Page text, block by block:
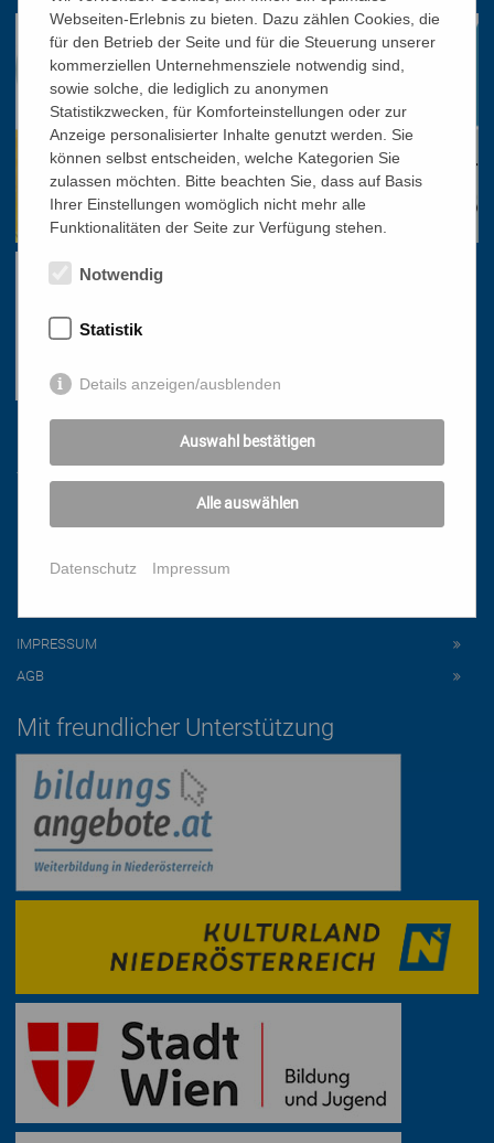
IMPRESSUM
AGB
Mit freundlicher Unterstützung
Webseiten-Erlebnis zu bieten. Dazu zählen Cookies, die
für den Betrieb der Seite und für die Steuerung unserer
kommerziellen Unternehmensziele notwendig sind,
sowie solche, die lediglich zu anonymen
Statistikzwecken, für Komforteinstellungen oder zur
Anzeige personalisierter Inhalte genutzt werden. Sie
können selbst entscheiden, welche Kategorien Sie
zulassen möchten. Bitte beachten Sie, dass auf Basis
Ihrer Einstellungen womöglich nicht mehr alle
Funktionalitäten der Seite zur Verfügung stehen.
Notwendig
Statistik
Details anzeigen/ausblenden
Auswahl bestätigen
Alle auswählen
Datenschutz Impressum